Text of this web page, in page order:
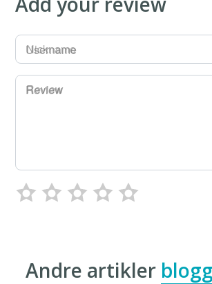
Username
Review
Andre artikler blogg